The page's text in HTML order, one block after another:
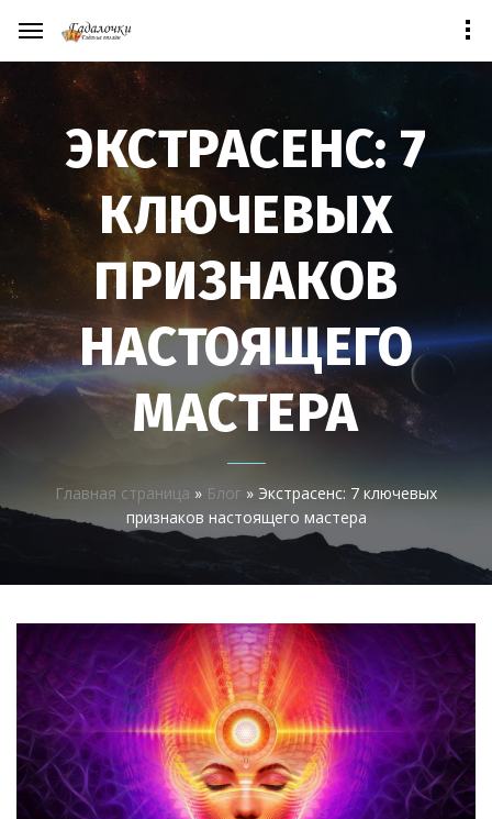
ЭКСТРАСЕНС: 7
КЛЮЧЕВЫХ
ПРИЗНАКОВ
НАСТОЯЩЕГО
МАСТЕРА
Главная страница » Блог » Экстрасенс: 7 ключевых
признаков настоящего мастера